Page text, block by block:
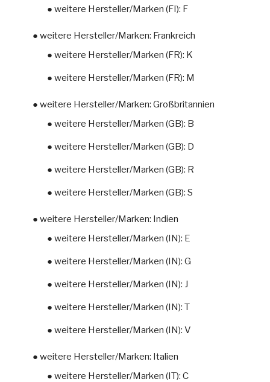
● weitere Hersteller/Marken (FI): F
● weitere Hersteller/Marken: Frankreich
● weitere Hersteller/Marken (FR): K
● weitere Hersteller/Marken (FR): M
● weitere Hersteller/Marken: Großbritannien
● weitere Hersteller/Marken (GB): B
● weitere Hersteller/Marken (GB): D
● weitere Hersteller/Marken (GB): R
● weitere Hersteller/Marken (GB): S
● weitere Hersteller/Marken: Indien
● weitere Hersteller/Marken (IN): E
● weitere Hersteller/Marken (IN): G
● weitere Hersteller/Marken (IN): J
● weitere Hersteller/Marken (IN): T
● weitere Hersteller/Marken (IN): V
● weitere Hersteller/Marken: Italien
● weitere Hersteller/Marken (IT): C